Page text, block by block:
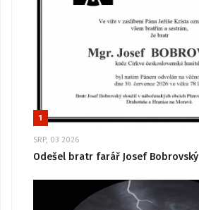
1
SRP, 03 2026
Odešel bratr farář Josef Bobrovský